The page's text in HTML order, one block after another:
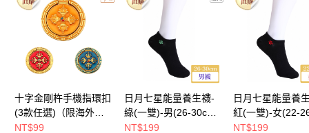
Google Pay
運送方式
海外國際空運 查看運費
十字金剛杵手機指環扣
(3款任選)（限海外直
購）Ring Holder
NT$99
日月七星能量養生襪-
綠(一雙)-男(26-30cm)-
船型（限海外直購）
NT$199
日月七星能量養
紅(一雙)-女(22-
-船型 （限海外
NT$199